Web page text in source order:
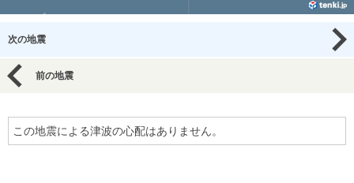
次の地震
前の地震
この地震による津波の心配はありません。